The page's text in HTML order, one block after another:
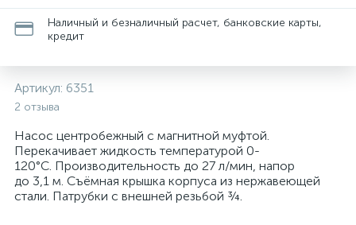
Наличный и безналичный расчет, банковские карты,
кредит
Артикул: 6351
2 отзыва
Насос центробежный с магнитной муфтой.
Перекачивает жидкость температурой 0-
120°С. Производительность до 27 л/мин, напор
до 3,1 м. Съёмная крышка корпуса из нержавеющей
стали. Патрубки с внешней резьбой ¾.